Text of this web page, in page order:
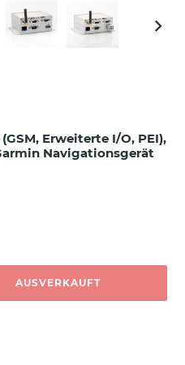
Erweiterte I/O, PEI),
Navigationsgerät
AUSVERKAUFT